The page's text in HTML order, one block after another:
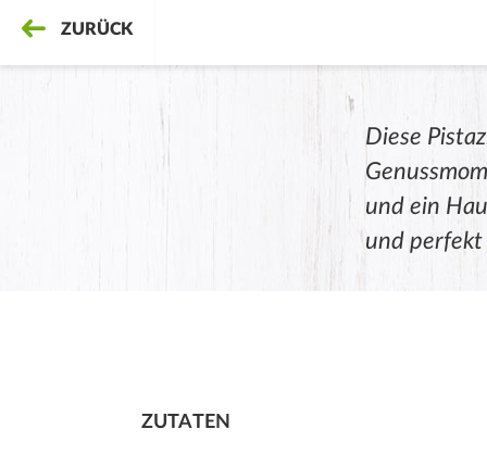
ZURÜCK
Diese
und ein
und perfekt
ZUTATEN